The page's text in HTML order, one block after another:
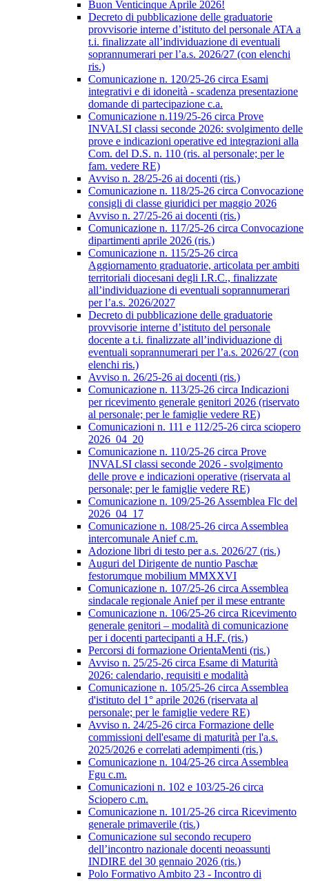
Buon Venticinque Aprile 2026!
Decreto di pubblicazione delle graduatorie
provvisorie interne d’istituto del personale ATA a
t.i. finalizzate all’individuazione di eventuali
soprannumerari per l’a.s. 2026/27 (con elenchi
ris.)
Comunicazione n. 120/25-26 circa Esami
integrativi e di idoneità - scadenza presentazione
domande di partecipazione c.a.
Comunicazione n.119/25-26 circa Prove
INVALSI classi seconde 2026: svolgimento delle
prove e indicazioni operative ed integrazioni alla
Com. del D.S. n. 110 (ris. al personale; per le
fam. vedere RE)
Avviso n. 28/25-26 ai docenti (ris.)
Comunicazione n. 118/25-26 circa Convocazione
consigli di classe giuridici per maggio 2026
Avviso n. 27/25-26 ai docenti (ris.)
Comunicazione n. 117/25-26 circa Convocazione
dipartimenti aprile 2026 (ris.)
Comunicazione n. 115/25-26 circa
Aggiornamento graduatorie, articolata per ambiti
territoriali diocesani degli I.R.C., finalizzate
all’individuazione di eventuali soprannumerari
per l’a.s. 2026/2027
Decreto di pubblicazione delle graduatorie
provvisorie interne d’istituto del personale
docente a t.i. finalizzate all’individuazione di
eventuali soprannumerari per l’a.s. 2026/27 (con
elenchi ris.)
Avviso n. 26/25-26 ai docenti (ris.)
Comunicazione n. 113/25-26 circa Indicazioni
per ricevimento generale genitori 2026 (riservato
al personale; per le famiglie vedere RE)
Comunicazioni n. 111 e 112/25-26 circa sciopero
2026_04_20
Comunicazione n. 110/25-26 circa Prove
INVALSI classi seconde 2026 - svolgimento
delle prove e indicazioni operative (riservata al
personale; per le famiglie vedere RE)
Comunicazione n. 109/25-26 Assemblea Flc del
2026_04_17
Comunicazione n. 108/25-26 circa Assemblea
intercomunale Anief c.m.
Adozione libri di testo per a.s. 2026/27 (ris.)
Auguri del Dirigente de nuntio Paschæ
festorumque mobilium MMXXVI
Comunicazione n. 107/25-26 circa Assemblea
sindacale regionale Anief per il mese entrante
Comunicazione n. 106/25-26 circa Ricevimento
generale genitori – modalità di comunicazione
per i docenti partecipanti a H.F. (ris.)
Percorsi di formazione OrientaMenti (ris.)
Avviso n. 25/25-26 circa Esame di Maturità
2026: calendario, requisiti e modalità
Comunicazione n. 105/25-26 circa Assemblea
d'istituto del 1° aprile 2026 (riservata al
personale; per le famiglie vedere RE)
Avviso n. 24/25-26 circa Formazione delle
commissioni dell'esame di maturità per l'a.s.
2025/2026 e correlati adempimenti (ris.)
Comunicazione n. 104/25-26 circa Assemblea
Fgu c.m.
Comunicazioni n. 102 e 103/25-26 circa
Sciopero c.m.
Comunicazione n. 101/25-26 circa Ricevimento
generale primaverile (ris.)
Comunicazione sul secondo recupero
dell’incontro nazionale docenti neoassunti
INDIRE del 30 gennaio 2026 (ris.)
Polo Formativo Ambito 23 - Incontro di